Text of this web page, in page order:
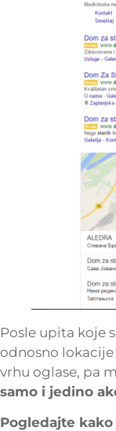
Posle upita koje
odnosno
vrhu oglase, pa
samo i jedino
Pogledajte